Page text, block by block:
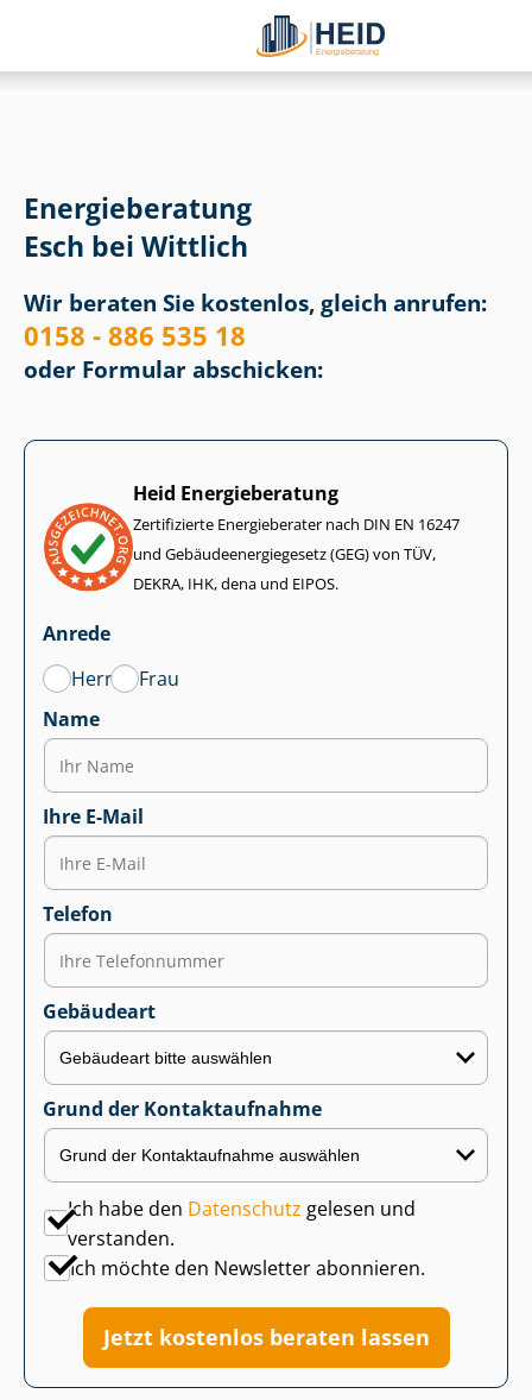
Energieberatung
Esch bei Wittlich
Wir beraten Sie kostenlos, gleich anrufen:
0158 - 886 535 18
oder Formular abschicken:
Heid Energieberatung
Zertifizierte Energieberater nach DIN EN 16247
und Ge­bäu­de­en­er­gie­ge­setz (GEG) von TÜV,
DEKRA, IHK, dena und EIPOS.
Anrede
Herr
Frau
Name
Ihre E-Mail
Telefon
Gebäudeart
Grund der Kontaktaufnahme
Ich habe den Datenschutz gelesen und
verstanden.
Ich möchte den Newsletter abonnieren.
Jetzt kostenlos beraten lassen